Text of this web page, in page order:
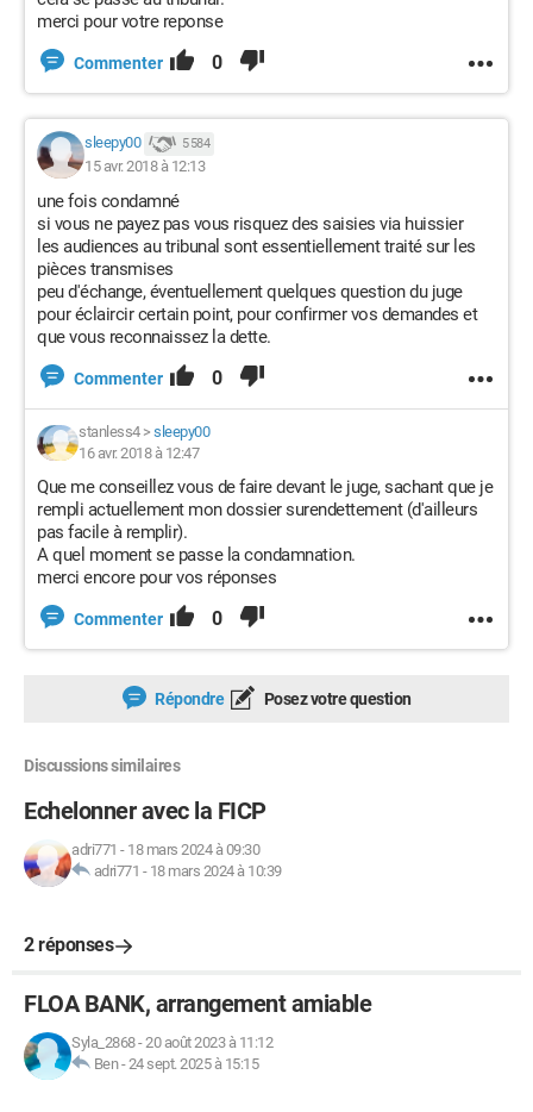
merci pour votre reponse
Commenter 0
sleepy00 5 584
15 avr. 2018 à 12:13
une fois condamné
si vous ne payez pas vous risquez des saisies via huissier
les audiences au tribunal sont essentiellement traité sur les
pièces transmises
peu d'échange, éventuellement quelques question du juge
pour éclaircir certain point, pour confirmer vos demandes et
que vous reconnaissez la dette.
Commenter 0
stanless4> sleepy00
16 avr. 2018 à 12:47
Que me conseillez vous de faire devant le juge, sachant que je
rempli actuellement mon dossier surendettement (d'ailleurs
pas facile à remplir).
A quel moment se passe la condamnation.
merci encore pour vos réponses
Commenter 0
Répondre Posez votre question
Discussions similaires
Echelonner avec la FICP
adri771 - 18 mars 2024 à 09:30
adri771 - 18 mars 2024 à 10:39
2 réponses
FLOA BANK, arrangement amiable
Syla_2868-20 août 2023 à 11:12
Ben-24 sept. 2025 à 15:15